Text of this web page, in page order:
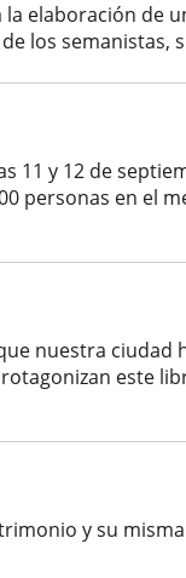
la elaboración de
los semanistas,
y 12 de
personas en el
nuestra
este
y su